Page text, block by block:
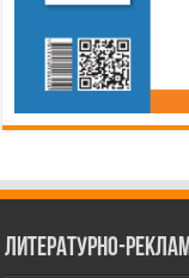
Литературно-